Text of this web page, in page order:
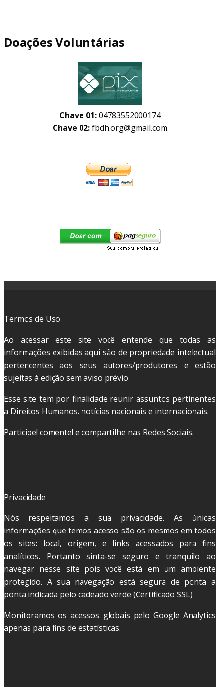
Doações Voluntárias
Chave 01:04783552000174
Chave 02:fbdh.org@gmail.com
Termos de Uso
Ao acessar este site você entende que todas as
informações exibidas aqui são de propriedade intelectual
pertencentes aos seus autores/produtores e estão
sujeitas à edição sem aviso prévio
Esse site tem por finalidade reunir assuntos pertinentes
a Direitos Humanos. notícias nacionais e internacionais.
Participe! comente! e compartilhe nas Redes Sociais.
Privacidade
Nós respeitamos a sua privacidade. As únicas
informações que temos acesso são os mesmos em todos
os sites: local, origem, e links acessados para fins
analíticos. Portanto sinta-se seguro e tranquilo ao
navegar nesse site pois você está em um ambiente
protegido. A sua navegação está segura de ponta a
ponta indicada pelo cadeado verde (Certificado SSL).
Monitoramos os acessos globais pelo Google Analytics
apenas para fins de estatísticas.